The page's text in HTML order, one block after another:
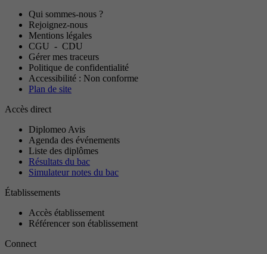
Qui sommes-nous ?
Rejoignez-nous
Mentions légales
CGU - CDU
Gérer mes traceurs
Politique de confidentialité
Accessibilité : Non conforme
Plan de site
Accès direct
Diplomeo Avis
Agenda des événements
Liste des diplômes
Résultats du bac
Simulateur notes du bac
Établissements
Accès établissement
Référencer son établissement
Connect